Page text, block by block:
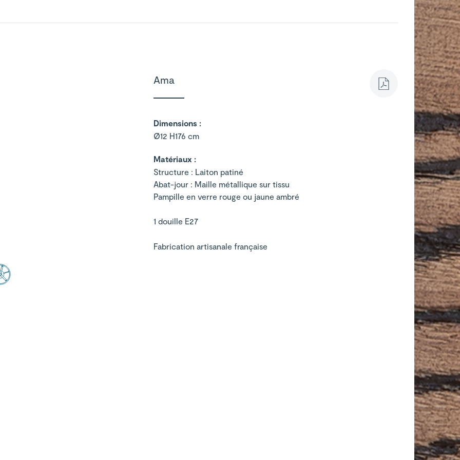
Ama
Dimensions :
Ø12 H176 cm
Matériaux :
Structure : Laiton patiné
Abat-jour : Maille métallique sur tissu
Pampille en verre rouge ou jaune ambré
1 douille E27
Fabrication artisanale française